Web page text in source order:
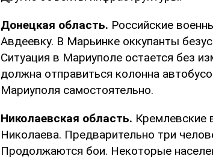
Донецкая область. Российские
Авдеевку. В Марьинке оккупанты
Ситуация в Мариуполе остается без
должна отправиться колонна
Мариуполя самостоятельно.
Николаевская область. Кремлевские
Николаева. Предварительно три
Продолжаются бои. Некоторые